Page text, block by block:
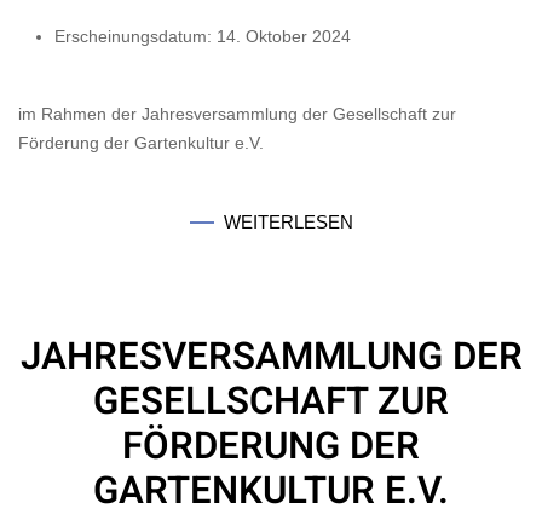
Erscheinungsdatum: 14. Oktober 2024
im Rahmen der Jahresversammlung der Gesellschaft zur
Förderung der Gartenkultur e.V.
WEITERLESEN
JAHRESVERSAMMLUNG DER
GESELLSCHAFT ZUR
FÖRDERUNG DER
GARTENKULTUR E.V.